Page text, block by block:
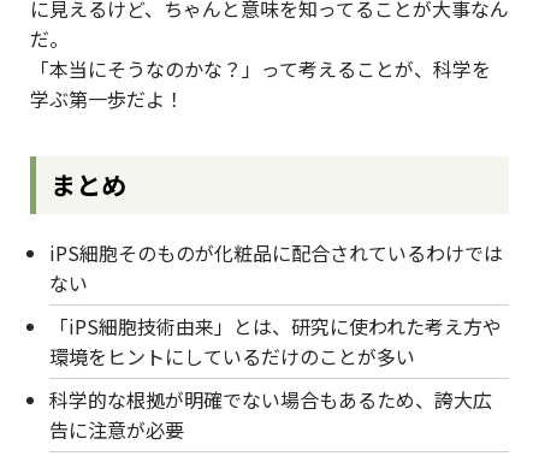
に見えるけど、ちゃんと意味を知ってることが大事なん
だ。
「本当にそうなのかな？」って考えることが、科学を
学ぶ第一歩だよ！
まとめ
iPS細胞そのものが化粧品に配合されているわけでは
ない
「iPS細胞技術由来」とは、研究に使われた考え方や
環境をヒントにしているだけのことが多い
科学的な根拠が明確でない場合もあるため、誇大広
告に注意が必要